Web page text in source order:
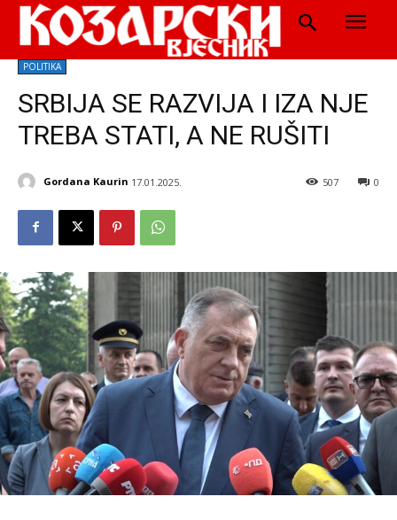
POLITIKA
SRBIJA SE RAZVIJA I IZA NJE
TREBA STATI, A NE RUŠITI
Gordana Kaurin 17.01.2025. 0
507